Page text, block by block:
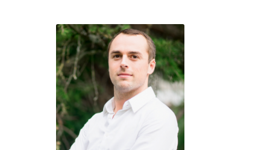
Alexis Thirouin
Directeur financier
Alexis rejoint I&P en 2012 et
agit désormais en qualité
de Directeur financier.